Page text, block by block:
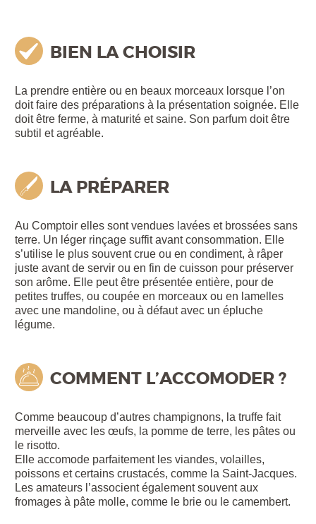
BIEN LA CHOISIR
La prendre entière ou en beaux morceaux lorsque l’on
doit faire des préparations à la présentation soignée. Elle
doit être ferme, à maturité et saine. Son parfum doit être
subtil et agréable.
LA PRÉPARER
Au Comptoir elles sont vendues lavées et brossées sans
terre. Un léger rinçage suffit avant consommation. Elle
s’utilise le plus souvent crue ou en condiment, à râper
juste avant de servir ou en fin de cuisson pour préserver
son arôme. Elle peut être présentée entière, pour de
petites truffes, ou coupée en morceaux ou en lamelles
avec une mandoline, ou à défaut avec un épluche
légume.
COMMENT L’ACCOMODER ?
Comme beaucoup d’autres champignons, la truffe fait
merveille avec les œufs, la pomme de terre, les pâtes ou
le risotto.
Elle accomode parfaitement les viandes, volailles,
poissons et certains crustacés, comme la Saint-Jacques.
Les amateurs l’associent également souvent aux
fromages à pâte molle, comme le brie ou le camembert.